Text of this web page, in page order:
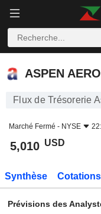
ASPEN
ASPEN
Flux de Trésorerie
Marché Fermé - NYSE
5,010 USD
Synthèse Cotations
Prévisions des